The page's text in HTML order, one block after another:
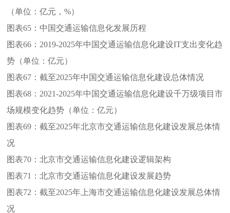
（单位：亿元，%）
图表65： 中国交通运输信息化发展历程
图表66： 2019-2025年中国交通运输信息化建设IT支出变化趋
势（单位：亿元）
图表67：截至2025年中国交通运输信息化建设总体情况
图表68： 2021-2025年中国交通运输信息化建设千万级项目市
场规模变化趋势（单位：亿元）
图表69：截至2025年北京市交通运输信息化建设发展总体情
况
图表70：北京市交通运输信息化建设逻辑架构
图表71：北京市交通运输信息化建设发展趋势
图表72：截至2025年上海市交通运输信息化建设发展总体情
况